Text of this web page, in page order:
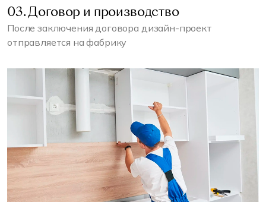
03. Договор и производство
После заключения договора дизайн-проект
отправляется на фабрику